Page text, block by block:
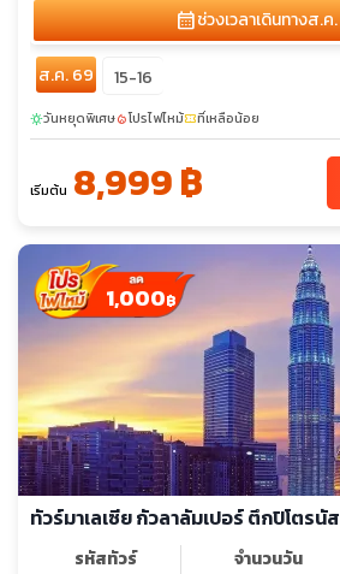
calendar_monthช่วงเวลาเดินทางส.ค
ส.ค. 69 15-16
sunnyวันหยุดพิเศษlocal_fire_departmentโปรไฟไหม้confirmation_numberที่เหลือน้อย
เริ่มต้น 8,999 ฿
1,000฿
ทัวร์มาเลเซีย กัวลาลัมเปอร์ ตึกปิโตร
รหัสทัวร์
จำนวนวัน